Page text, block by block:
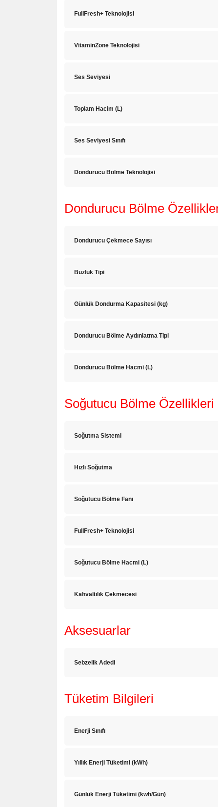
FullFresh+ Teknolojisi
VitaminZone Teknolojisi
Ses Seviyesi
Toplam Hacim (L)
Ses Seviyesi Sınıfı
Dondurucu Bölme Teknolojisi
Dondurucu Bölme
Dondurucu Çekmece Sayısı
Buzluk Tipi
Günlük Dondurma Kapasitesi (kg)
Dondurucu Bölme Aydınlatma Tipi
Dondurucu Bölme Hacmi (L)
Soğutucu Bölme Özellikleri
Soğutma Sistemi
Hızlı Soğutma
Soğutucu Bölme Fanı
FullFresh+ Teknolojisi
Soğutucu Bölme Hacmi (L)
Kahvaltılık Çekmecesi
Aksesuarlar
Sebzelik Adedi
Tüketim Bilgileri
Enerji Sınıfı
Yıllık Enerji Tüketimi (kWh)
Günlük Enerji Tüketimi (kwh/Gün)